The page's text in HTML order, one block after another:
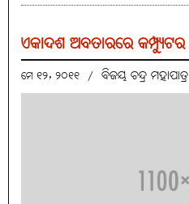
ଏକାଦଶ ଅବତାରରେ କମ୍ପ୍ୟୁଟର
ମେ ୧୨, ୨୦୧୧ / ବିଜୟ ଚନ୍ଦ୍ର ମହାପାତ୍ର